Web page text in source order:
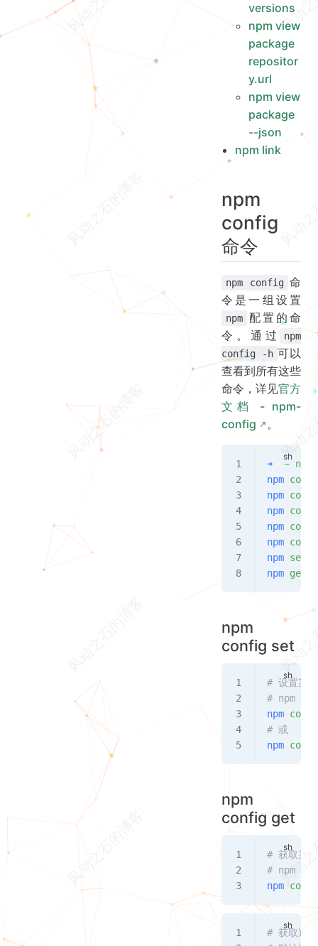
versions
npm view
package
repositor
y.url
npm view
package
--json
npm link
npm
config
命令
npm config 命
令是一组设置
npm 配置的命
令。通过
npm
config -h 可以
查看到所有这些
命令，详见官方
文档 - npm-
config
。
➜
  ~
npm
npm
npm
npm
npm
npm
npm set
npm get
npm
config set
# 设置某
# npm
npm
# 或
npm
npm
config get
# 获取某
# npm
npm
# 获取通